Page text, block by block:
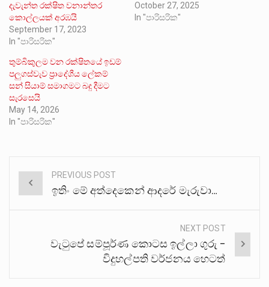
දැවැන්ත රක්ෂිත වනාන්තර
කොල්ලයක් අරඹයි
September 17, 2023
In "පාරිසරික"
October 27, 2025
In "පාරිසරික"
තුම්බිකුලම වන රක්ෂිතයේ ඉඩම්
පලුගස්වැව ප්‍රාදේශීය ලේකම්
සන් සියාම් සමාගමට බදු දීමට
සැරසෙයි
May 14, 2026
In "පාරිසරික"
Post
navigation
PREVIOUS POST
ඉතිං මේ අත්දෙකෙන් ආදරේ මැරුවා…
NEXT POST
වැටුපේ සම්පූර්ණ කොටස ඉල්ලා ගුරු –
විදුහල්පති වර්ජනය හෙටත්